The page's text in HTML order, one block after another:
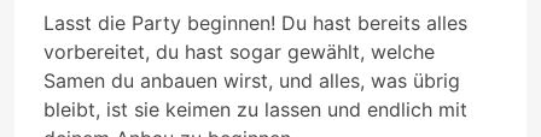
Lasst die Party beginnen! Du hast bereits alles
vorbereitet, du hast sogar gewählt, welche
Samen du anbauen wirst, und alles, was übrig
bleibt, ist sie keimen zu lassen und endlich mit